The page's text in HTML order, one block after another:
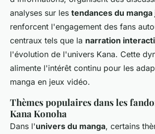
analyses sur les tendances du manga
renforcent l'engagement des fans
centraux tels que la narration
l'évolution de l'univers Kana. Cette
alimente l'intérêt continu pour les
manga en jeux vidéo.
Thèmes populaires dans les
Kana Konoha
Dans l'univers du manga, certains